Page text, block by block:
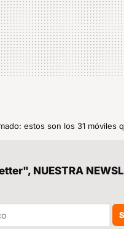
NUESTRA